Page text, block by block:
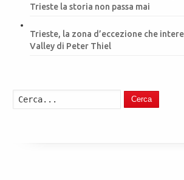
Trieste la storia non passa mai
Trieste, la zona d’eccezione che
Valley di Peter Thiel
Cerca